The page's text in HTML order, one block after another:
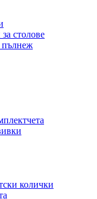
столове
пълнеж
колички